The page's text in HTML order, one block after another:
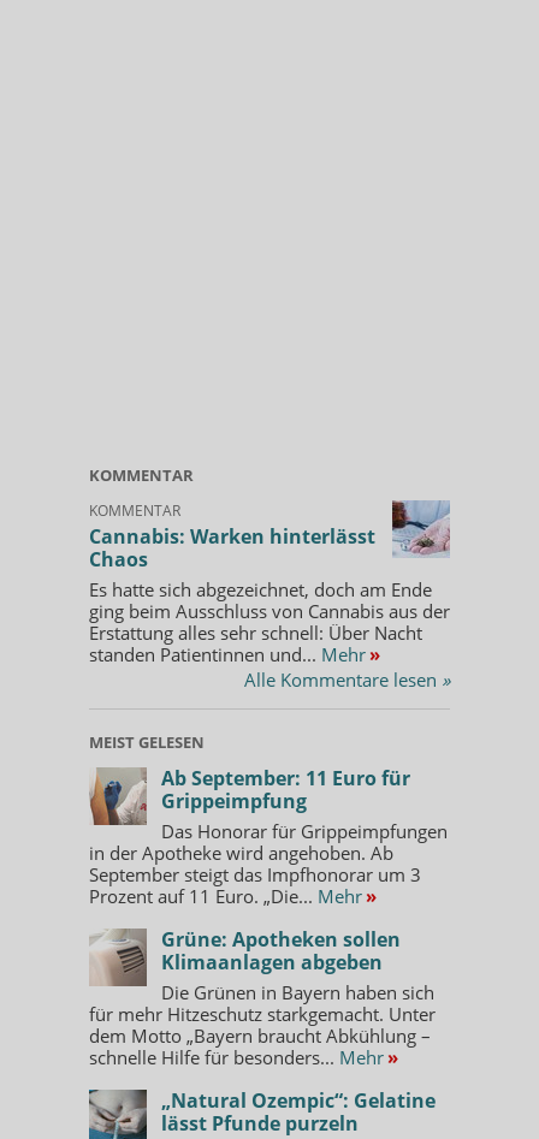
KOMMENTAR
KOMMENTAR
Cannabis: Warken hinterlässt
Chaos
Es hatte sich abgezeichnet, doch am Ende
ging beim Ausschluss von Cannabis aus der
Erstattung alles sehr schnell: Über Nacht
standen Patientinnen und... Mehr »
Alle Kommentare lesen »
MEIST GELESEN
Ab September: 11 Euro für
Grippeimpfung
Das Honorar für Grippeimpfungen
in der Apotheke wird angehoben. Ab
September steigt das Impfhonorar um 3
Prozent auf 11 Euro. „Die... Mehr »
Grüne: Apotheken sollen
Klimaanlagen abgeben
Die Grünen in Bayern haben sich
für mehr Hitzeschutz starkgemacht. Unter
dem Motto „Bayern braucht Abkühlung –
schnelle Hilfe für besonders... Mehr »
„Natural Ozempic“: Gelatine
lässt Pfunde purzeln